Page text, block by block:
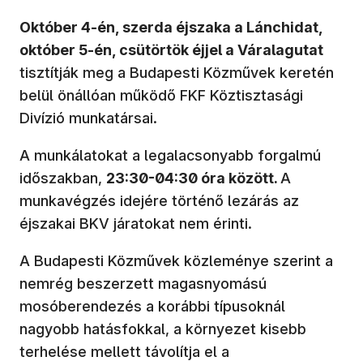
Október 4-én, szerda éjszaka a Lánchidat,
október 5-én, csütörtök éjjel a Váralagutat
tisztítják meg a Budapesti Közművek keretén
belül önállóan működő FKF Köztisztasági
Divízió munkatársai.
A munkálatokat a legalacsonyabb forgalmú
időszakban, 23:30-04:30 óra között. A
munkavégzés idejére történő lezárás az
éjszakai BKV járatokat nem érinti.
A Budapesti Közművek közleménye szerint a
nemrég beszerzett magasnyomású
mosóberendezés a korábbi típusoknál
nagyobb hatásfokkal, a környezet kisebb
terhelése mellett távolítja el a